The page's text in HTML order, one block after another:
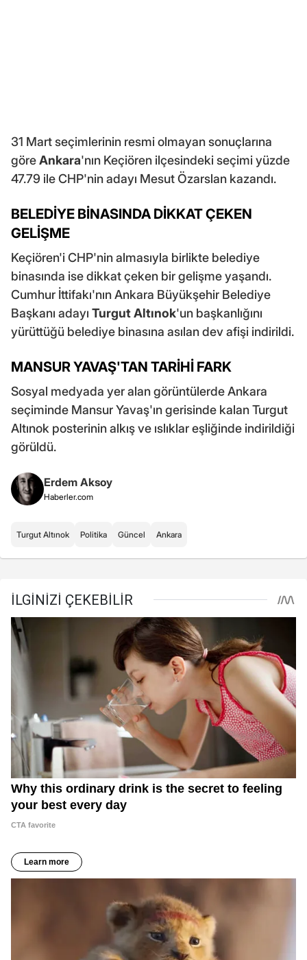
31 Mart seçimlerinin resmi olmayan sonuçlarına
göreAnkara'nın Keçiören ilçesindeki seçimi yüzde
47.79 ile CHP'nin adayı Mesut Özarslan kazandı.
BELEDİYE BİNASINDA DİKKAT ÇEKEN
GELİŞME
Keçiören'i CHP'nin almasıyla birlikte belediye
binasında ise dikkat çeken bir gelişme yaşandı.
Cumhur İttifakı'nın Ankara Büyükşehir Belediye
Başkanı adayı Turgut Altınok'un başkanlığını
yürüttüğü belediye binasına asılan dev afişi indirildi.
MANSUR YAVAŞ'TAN TARİHİ FARK
Sosyal medyada yer alan görüntülerde Ankara
seçiminde Mansur Yavaş'ın gerisinde kalan Turgut
Altınok posterinin alkış ve ıslıklar eşliğinde indirildiği
görüldü.
Erdem Aksoy
Haberler.com
Turgut Altınok Politika Güncel Ankara